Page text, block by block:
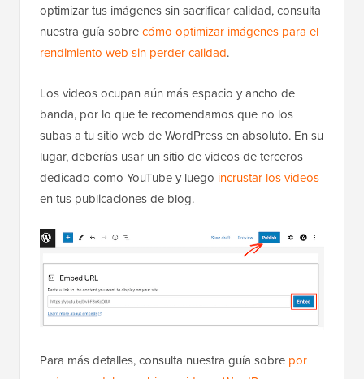
optimizar tus imágenes sin sacrificar calidad, consulta
nuestra guía sobrecómo optimizar imágenes para el
rendimiento web sin perder calidad.
Los videos ocupan aún más espacio y ancho de
banda, por lo que te recomendamos que no los
subas a tu sitio web de WordPress en absoluto. En su
lugar, deberías usar un sitio de videos de terceros
dedicado como YouTube y luego incrustar los videos
en tus publicaciones de blog.
Para más detalles, consulta nuestra guía sobre por